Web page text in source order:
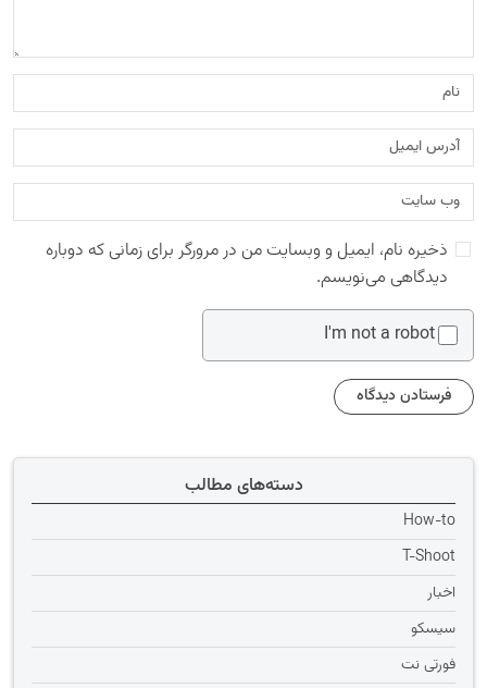
ذخیره نام، ایمیل و وبسایت من در مرورگر برای زمانی که دوباره
دیدگاهی می‌نویسم.
I'm not a robot
دسته‌های مطالب
How-to
T-Shoot
اخبار
سیسکو
فورتی نت